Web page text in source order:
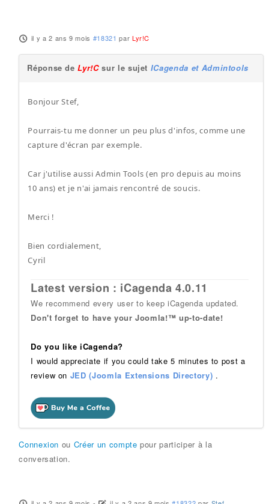
il y a 2 ans 9 mois #18321 par Lyr!C
Réponse deLyr!Csur le sujet ICagenda et Admintools
Bonjour Stef,
Pourrais-tu me donner un peu plus d'infos, comme une
capture d'écran par exemple.
Car j'utilise aussi Admin Tools (en pro depuis au moins
10 ans) et je n'ai jamais rencontré de soucis.
Merci !
Bien cordialement,
Cyril
Latest version : iCagenda 4.0.11
We recommend every user to keep iCagenda updated.
Don't forget to have your Joomla!™ up-to-date!
Do you like iCagenda?
I would appreciate if you could take 5 minutes to post a
review on JED (Joomla Extensions Directory) .
Connexion ou Créer un compte pour participer à la
conversation.